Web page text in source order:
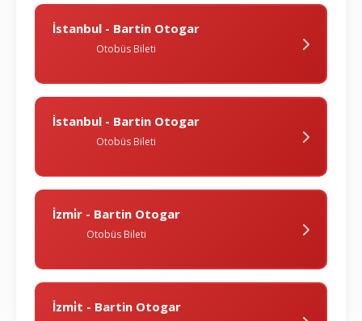
İstanbul - Bartin Otogar
Otobüs Bileti
İstanbul - Bartin Otogar
Otobüs Bileti
İzmi̇r - Bartin Otogar
Otobüs Bileti
İzmi̇t - Bartin Otogar